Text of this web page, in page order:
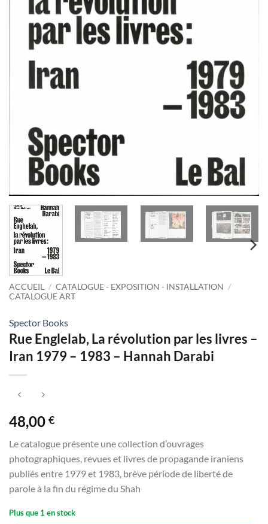
ACCUEIL / CATALOGUE - EXPOSITION - INSTALLATION /
CATALOGUE ART
Spector Books
Rue Englelab, La révolution par les livres –
Iran 1979 – 1983 – Hannah Darabi
48,00 €
Le catalogue présente une collection d’ouvrages
photographiques, revues et livres de propagande iraniens
publiés entre 1979 et 1983, brève période de liberté de
parole à la fin du régime du Shah
Plus que 1 en stock